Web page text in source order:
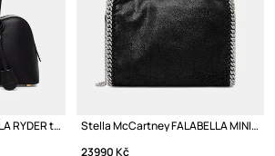
Stella McCartney STELLA RYDER taška dámská z imitace kůže
Stella McCartney FALABELLA MINI crossbody kabelka dámská
23990 Kč